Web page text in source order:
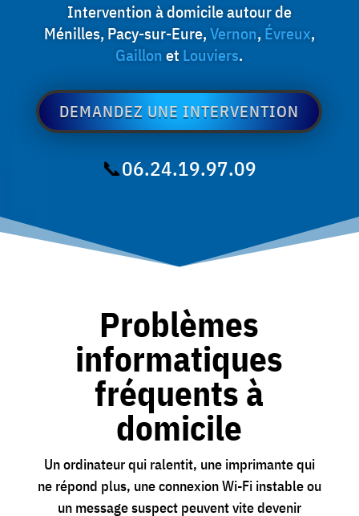
Intervention à domicile autour de
Ménilles, Pacy-sur-Eure,Vernon, Évreux,
Gaillon et Louviers.
DEMANDEZ UNE INTERVENTION
📞06.24.19.97.09
Problèmes
informatiques
fréquents à
domicile
Un ordinateur qui ralentit, une imprimante qui
ne répond plus, une connexion Wi-Fi instable ou
un message suspect peuvent vite devenir